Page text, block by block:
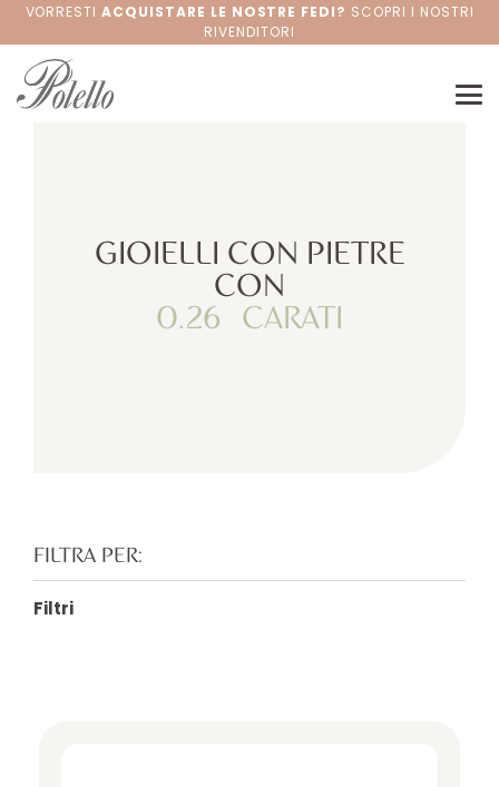
VORRESTIACQUISTARE LE NOSTRE FEDI? SCOPRI I NOSTRI
RIVENDITORI
GIOIELLI CON PIETRE
CON
0.26
CARATI
FILTRA PER:
Filtri